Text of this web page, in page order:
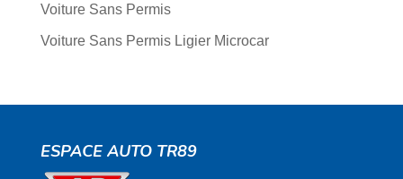
Voiture Sans Permis
Voiture Sans Permis Ligier Microcar
ESPACE AUTO TR89